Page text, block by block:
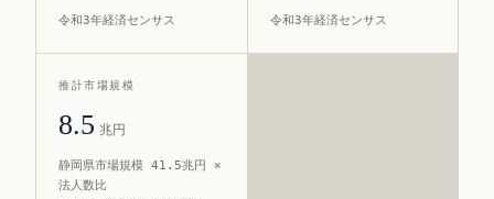
令和3年経済センサス 令和3年経済センサス
推計市場規模
8.5 兆円
静岡県市場規模 41.5兆円 ×
法人数比